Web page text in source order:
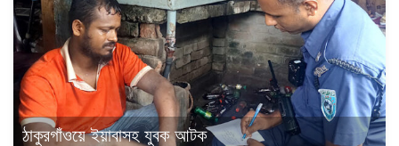
ঠাকুরগাঁওয়ে ইয়াবাসহ যুবক আটক